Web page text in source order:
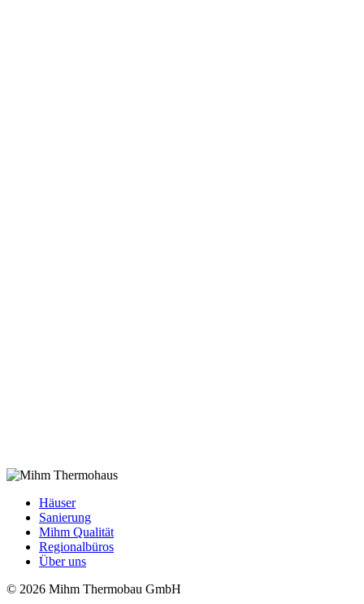
Häuser
Sanierung
Mihm Qualität
Regionalbüros
Über uns
© 2026 Mihm Thermobau GmbH